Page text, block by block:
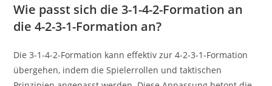
Wie passt sich die 3-1-4-2-Formation an
die 4-2-3-1-Formation an?
Die 3-1-4-2-Formation kann effektiv zur 4-2-3-1-Formation
übergehen, indem die Spielerrollen und taktischen